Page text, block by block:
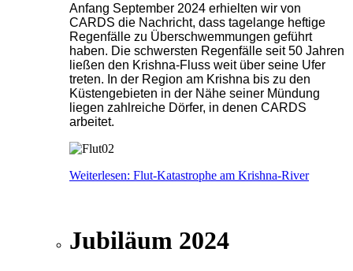
Anfang September 2024 erhielten wir von
CARDS die Nachricht, dass tagelange heftige
Regenfälle zu Überschwemmungen geführt
haben. Die schwersten Regenfälle seit 50 Jahren
ließen den Krishna-Fluss weit über seine Ufer
treten. In der Region am Krishna bis zu den
Küstengebieten in der Nähe seiner Mündung
liegen zahlreiche Dörfer, in denen CARDS
arbeitet.
Weiterlesen: Flut-Katastrophe am Krishna-River
Jubiläum 2024